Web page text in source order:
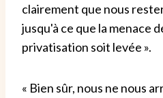
clairement que nous
jusqu'à ce que la menace
privatisation soit levée ».
« Bien sûr, nous ne nous